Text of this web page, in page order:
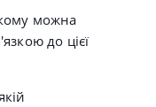
можна
до цієї